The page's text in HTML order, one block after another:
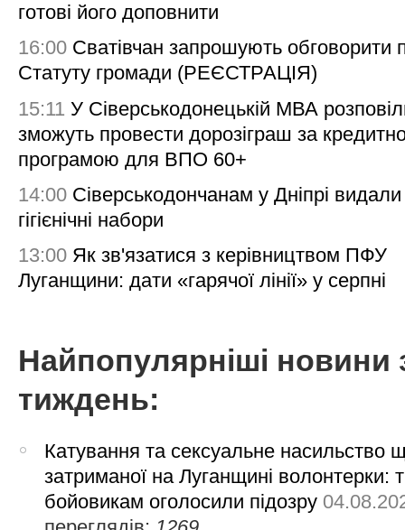
готові його доповнити
16:00 Сватівчан запрошують обговорити
Статуту громади (РЕЄСТРАЦІЯ)
15:11 У Сіверськодонецькій МВА
зможуть провести дорозіграш за
програмою для ВПО 60+
14:00 Сіверськодончанам у Дніпрі видали
гігієнічні набори
13:00 Як зв'язатися з керівництвом ПФУ
Луганщини: дати «гарячої лінії» у серпні
Найпопулярніші новини
тиждень:
Катування та сексуальне насильство
затриманої на Луганщині волонтерки:
бойовикам оголосили підозру